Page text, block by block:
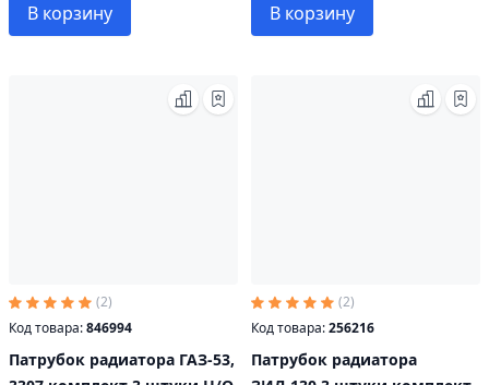
В корзину В корзину
(2)
Код товара:846994
Патрубок радиатора ГАЗ-53,
(2)
Код товара:256216
Патрубок радиатора